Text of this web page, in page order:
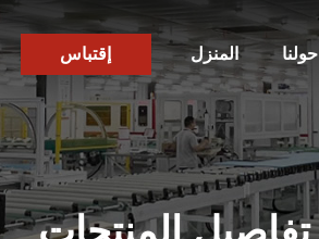
المنزل حولنا إقتباس